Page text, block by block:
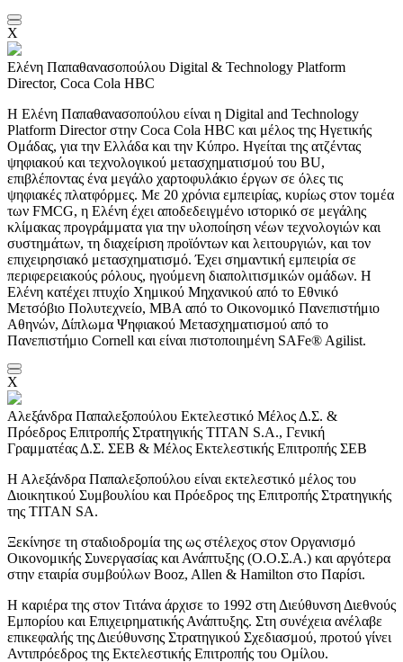
X
Ελένη Παπαθανασοπούλου Digital & Technology Platform
Director, Coca Cola HBC
Η Ελένη Παπαθανασοπούλου είναι η Digital and Technology
Platform Director στην Coca Cola HBC και μέλος της Ηγετικής
Ομάδας, για την Ελλάδα και την Κύπρο. Ηγείται της ατζέντας
ψηφιακού και τεχνολογικού μετασχηματισμού του BU,
επιβλέποντας ένα μεγάλο χαρτοφυλάκιο έργων σε όλες τις
ψηφιακές πλατφόρμες. Με 20 χρόνια εμπειρίας, κυρίως στον τομέα
των FMCG, η Ελένη έχει αποδεδειγμένο ιστορικό σε μεγάλης
κλίμακας προγράμματα για την υλοποίηση νέων τεχνολογιών και
συστημάτων, τη διαχείριση προϊόντων και λειτουργιών, και τον
επιχειρησιακό μετασχηματισμό. Έχει σημαντική εμπειρία σε
περιφερειακούς ρόλους, ηγούμενη διαπολιτισμικών ομάδων. Η
Ελένη κατέχει πτυχίο Χημικού Μηχανικού από το Εθνικό
Μετσόβιο Πολυτεχνείο, MBA από το Οικονομικό Πανεπιστήμιο
Αθηνών, Δίπλωμα Ψηφιακού Μετασχηματισμού από το
Πανεπιστήμιο Cornell και είναι πιστοποιημένη SAFe® Agilist.
X
Αλεξάνδρα Παπαλεξοπούλου Εκτελεστικό Μέλος Δ.Σ. &
Πρόεδρος Επιτροπής Στρατηγικής TITAN S.A., Γενική
Γραμματέας Δ.Σ. ΣΕΒ & Μέλος Εκτελεστικής Επιτροπής ΣΕΒ
Η Αλεξάνδρα Παπαλεξοπούλου είναι εκτελεστικό μέλος του
Διοικητικού Συμβουλίου και Πρόεδρος της Επιτροπής Στρατηγικής
της TITAN SA.
Ξεκίνησε τη σταδιοδρομία της ως στέλεχος στον Οργανισμό
Οικονομικής Συνεργασίας και Ανάπτυξης (Ο.Ο.Σ.Α.) και αργότερα
στην εταιρία συμβούλων Booz, Allen & Hamilton στο Παρίσι.
Η καριέρα της στον Τιτάνα άρχισε το 1992 στη Διεύθυνση Διεθνούς
Εμπορίου και Επιχειρηματικής Ανάπτυξης. Στη συνέχεια ανέλαβε
επικεφαλής της Διεύθυνσης Στρατηγικού Σχεδιασμού, προτού γίνει
Αντιπρόεδρος της Εκτελεστικής Επιτροπής του Ομίλου.